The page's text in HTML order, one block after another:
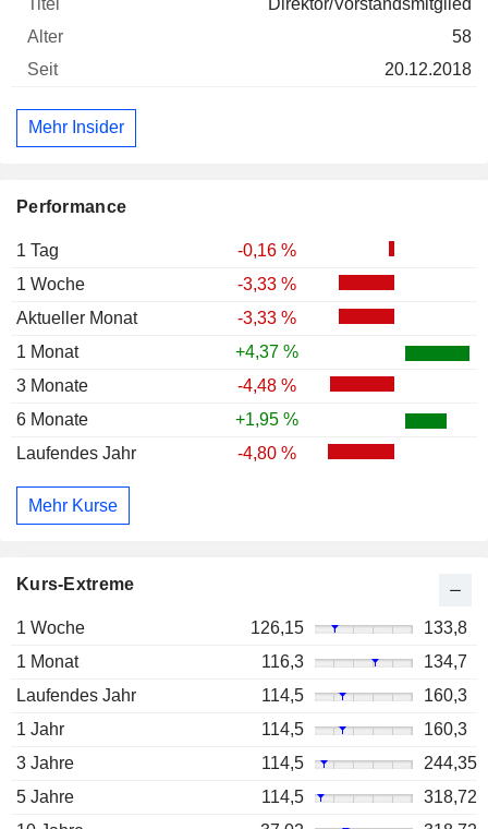
Performance
1 Tag
-0,16 %
1 Woche
-3,33 %
Aktueller Monat
-3,33 %
1 Monat
+4,37 %
3 Monate
-4,48 %
6 Monate
+1,95 %
Laufendes Jahr
-4,80 %
Mehr Kurse
Kurs-Extreme
1 Woche 126,15
133,8
1 Monat
116,3
134,7
Laufendes Jahr
114,5
160,3
1 Jahr
114,5
160,3
3 Jahre
114,5
244,35
5 Jahre
114,5
318,72
58
20.12.2018
Mehr Insider